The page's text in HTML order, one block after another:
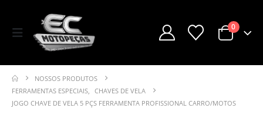
0
NOSSOS PRODUTOS
FERRAMENTAS ESPECIAIS, CHAVES DE VELA
JOGO CHAVE DE VELA 5 PÇS FERRAMENTA PROFISSIONAL CARRO/MOTOS